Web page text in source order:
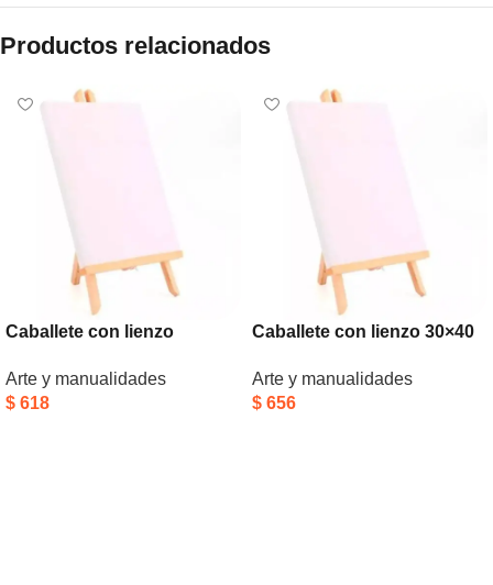
Productos relacionados
Caballete con lienzo
Arte y manualidades
$ 618
Caballete con lienzo 30×40
Arte y manualidades
$ 656